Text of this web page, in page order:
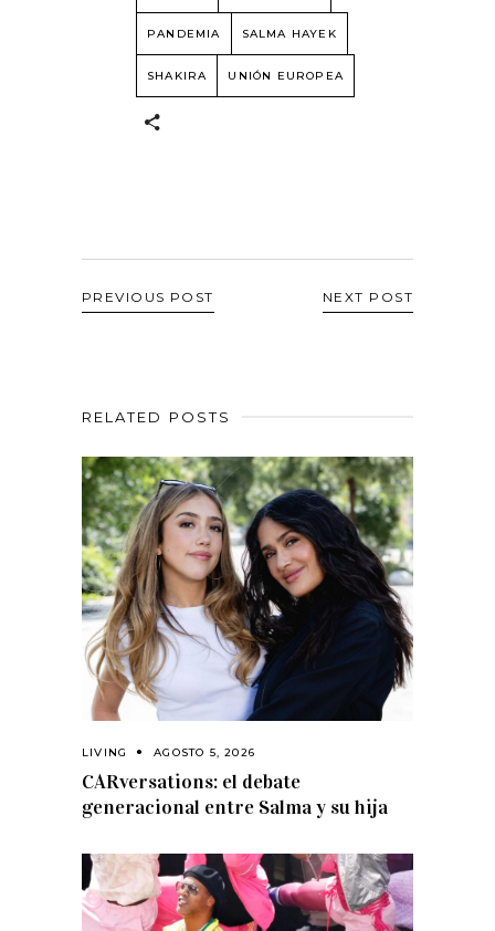
PANDEMIA SALMA HAYEK
SHAKIRA UNIÓN EUROPEA
PREVIOUS POST NEXT POST
RELATED POSTS
LIVING AGOSTO 5, 2026
CARversations: el debate
generacional entre Salma y su hija